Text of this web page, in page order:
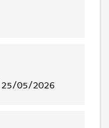
25/05/2026